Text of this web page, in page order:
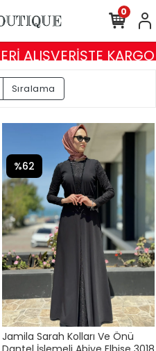
ALIŞVERİŞTE KARGO
0
Sıralama
Jamila Sarah Kolları Ve Önü
%62